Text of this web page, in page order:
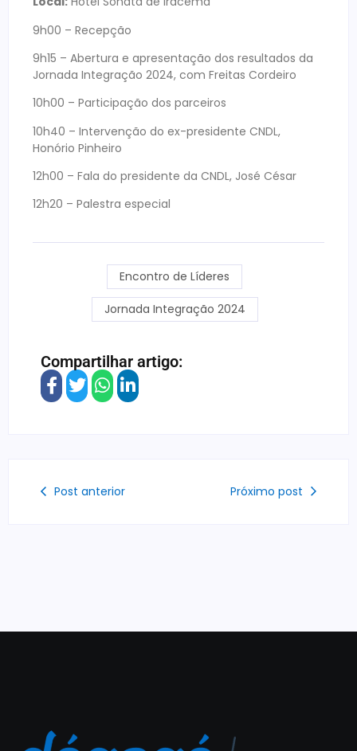
9h00 – Recepção
9h15 – Abertura e apresentação dos resultados da
Jornada Integração 2024, com Freitas Cordeiro
10h00 – Participação dos parceiros
10h40 – Intervenção do ex-presidente CNDL,
Honório Pinheiro
12h00 – Fala do presidente da CNDL, José César
12h20 – Palestra especial
Encontro de Líderes
Jornada Integração 2024
Compartilhar artigo:
Post anterior Próximo post